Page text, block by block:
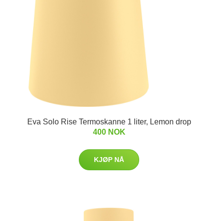
Eva Solo Rise Termoskanne 1 liter, Lemon drop
400 NOK
KJØP NÅ